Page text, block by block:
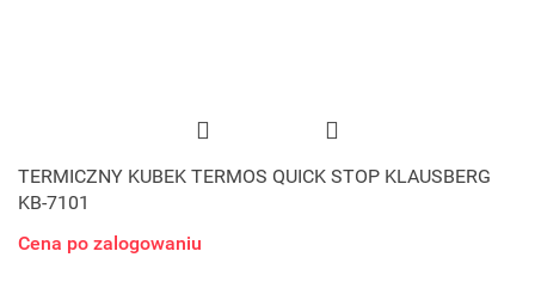
TERMICZNY KUBEK TERMOS QUICK STOP KLAUSBERG
KB-7101
Cena po zalogowaniu